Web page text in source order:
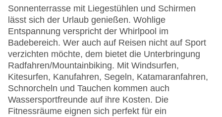
Sonnenterrasse mit Liegestühlen und Schirmen
lässt sich der Urlaub genießen. Wohlige
Entspannung verspricht der Whirlpool im
Badebereich. Wer auch auf Reisen nicht auf Sport
verzichten möchte, dem bietet die Unterbringung
Radfahren/Mountainbiking. Mit Windsurfen,
Kitesurfen, Kanufahren, Segeln, Katamaranfahren,
Schnorcheln und Tauchen kommen auch
Wassersportfreunde auf ihre Kosten. Die
Fitnessräume eignen sich perfekt für ein